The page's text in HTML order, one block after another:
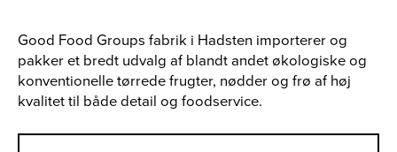
Good Food Groups fabrik i Hadsten importerer og
pakker et bredt udvalg af blandt andet økologiske og
konventionelle tørrede frugter, nødder og frø af høj
kvalitet til både detail og foodservice.